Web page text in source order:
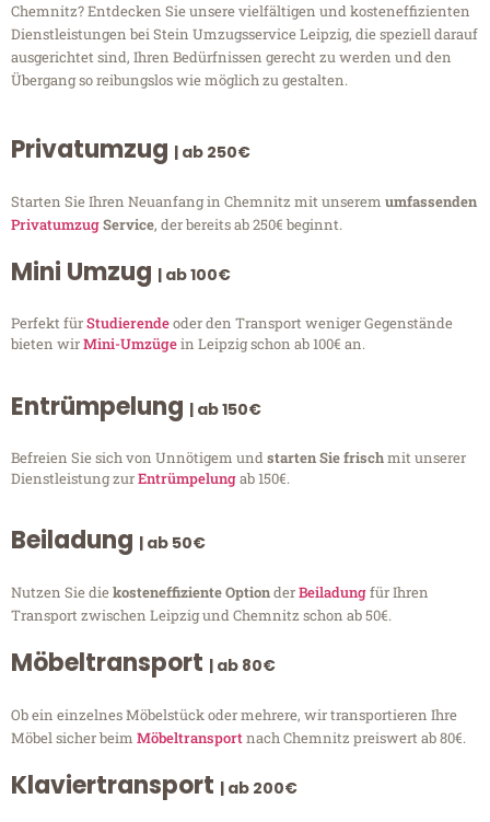
Chemnitz? Entdecken Sie unsere vielfältigen und kosteneffizienten
Dienstleistungen bei Stein Umzugsservice Leipzig, die speziell darauf
ausgerichtet sind, Ihren Bedürfnissen gerecht zu werden und den
Übergang so reibungslos wie möglich zu gestalten.
Privatumzug | ab 250€
Starten Sie Ihren Neuanfang in Chemnitz mit unserem umfassenden
PrivatumzugService, der bereits ab 250€ beginnt.
Mini Umzug | ab 100€
Perfekt fürStudierendeoder den Transport weniger Gegenstände
bieten wirMini-Umzügein Leipzig schon ab 100€ an.
Entrümpelung | ab 150€
Befreien Sie sich von Unnötigem undstarten Sie frischmit unserer
Dienstleistung zurEntrümpelungab 150€.
Beiladung | ab 50€
Nutzen Sie diekosteneffiziente OptionderBeiladungfür Ihren
Transport zwischen Leipzig und Chemnitz schon ab 50€.
Möbeltransport | ab 80€
Ob ein einzelnes Möbelstück oder mehrere, wir transportieren Ihre
Möbel sicher beim Möbeltransportnach Chemnitz preiswert ab 80€.
Klaviertransport | ab 200€